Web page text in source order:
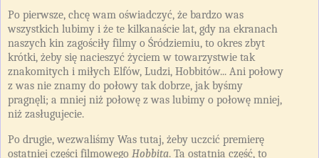
Po pierwsze, chcę wam oświadczyć, że bardzo was
wszystkich lubimy i że te kilkanaście lat, gdy na ekranach
naszych kin zagościły filmy o Śródziemiu, to okres zbyt
krótki, żeby się nacieszyć życiem w towarzystwie tak
znakomitych i miłych Elfów, Ludzi, Hobbitów... Ani połowy
z was nie znamy do połowy tak dobrze, jak byśmy
pragnęli; a mniej niż połowę z was lubimy o połowę mniej,
niż zasługujecie.
Po drugie, wezwaliśmy Was tutaj, żeby uczcić premierę
ostatniej części filmowego Hobbita. Ta ostatnia część, to